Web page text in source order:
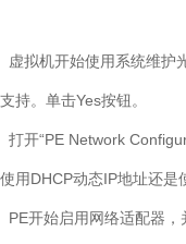
虚拟机开始使用系统维护
持。单击Yes按钮。
打开“PE Network
用DHCP动态IP地址还是
PE开始启用网络适配器